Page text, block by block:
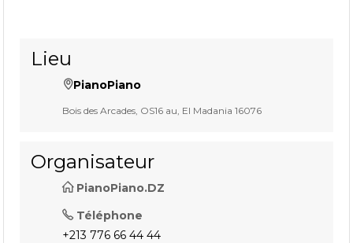
Lieu
PianoPiano
Bois des Arcades, OS16 au, El Madania 16076
Organisateur
PianoPiano.DZ
Téléphone
+213 776 66 44 44